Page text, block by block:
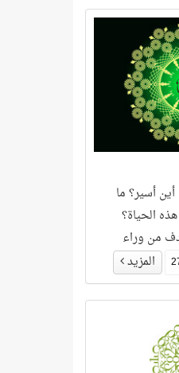
أسير؟ ما
الحياة؟
من وراء
أم أن هناك هدفًا
إلى هذه
كما يقول
هذا الأمر؟ هل
كل هذا
المزيد